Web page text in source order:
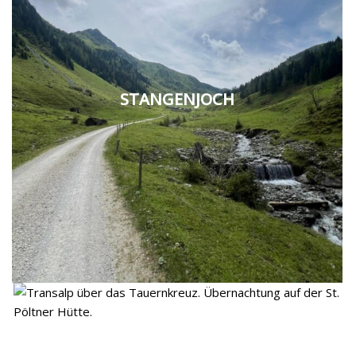
STANGENJOCH